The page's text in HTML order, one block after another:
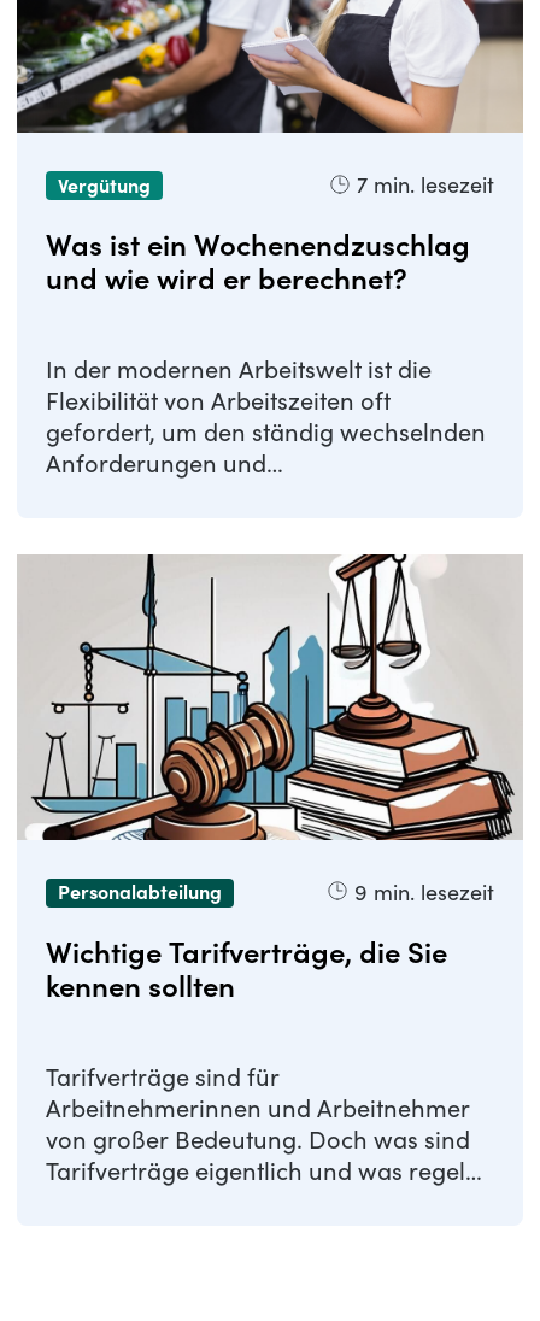
Vergütung 7 min. lesezeit
Was ist ein Wochenendzuschlag
und wie wird er berechnet?
In der modernen Arbeitswelt ist die
Flexibilität von Arbeitszeiten oft
gefordert, um den ständig wechselnden
Anforderungen und
Personalabteilung 9 min. lesezeit
Wichtige Tarifverträge, die Sie
kennen sollten
Tarifverträge sind für
Arbeitnehmerinnen und Arbeitnehmer
von großer Bedeutung. Doch was sind
Tarifverträge eigentlich und was regeln